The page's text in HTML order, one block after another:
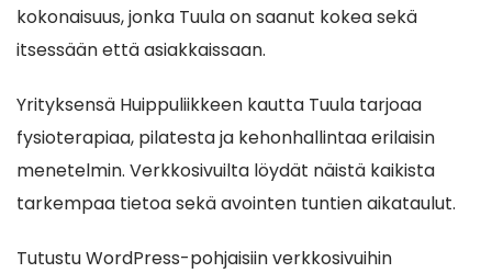
kokonaisuus, jonka Tuula on saanut kokea sekä
itsessään että asiakkaissaan.
Yrityksensä Huippuliikkeen kautta Tuula tarjoaa
fysioterapiaa, pilatesta ja kehonhallintaa erilaisin
menetelmin. Verkkosivuilta löydät näistä kaikista
tarkempaa tietoa sekä avointen tuntien aikataulut.
Tutustu WordPress-pohjaisiin verkkosivuihin